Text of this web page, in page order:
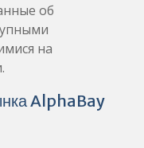
об
на
AlphaBay